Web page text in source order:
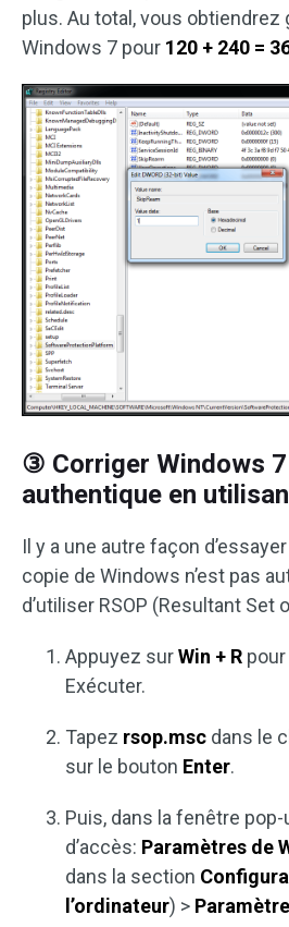
plus. Au total, vous
Windows 7 pour 120 + 240 =
③ Corriger Windows
authentique en
Il y a une autre façon
copie de Windows n’est pas
d’utiliser RSOP (Resultant Set
Appuyez surWin + R
Exécuter.
Tapez rsop.msc dans le
sur le bouton Enter.
Puis, dans la fenêtre
d’accès: Paramètres de
dans la section
l’ordinateur) >